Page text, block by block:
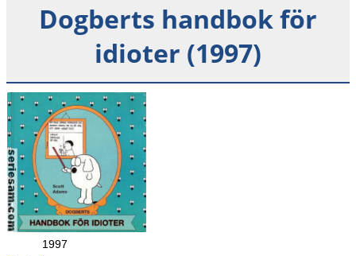
Dogberts handbok för
idioter (1997)
1997